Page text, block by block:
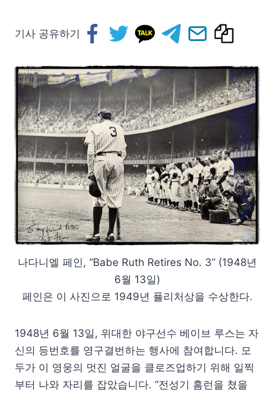
기사 공유하기
나다니엘 페인, “Babe Ruth Retires No. 3” (1948년
6월 13일)
페인은 이 사진으로 1949년 퓰리처상을 수상한다.
1948년 6월 13일, 위대한 야구선수 베이브 루스는 자
신의 등번호를 영구결번하는 행사에 참여합니다. 모
두가 이 영웅의 멋진 얼굴을 클로즈업하기 위해 일찍
부터 나와 자리를 잡았습니다. “전성기 홈런을 쳤을